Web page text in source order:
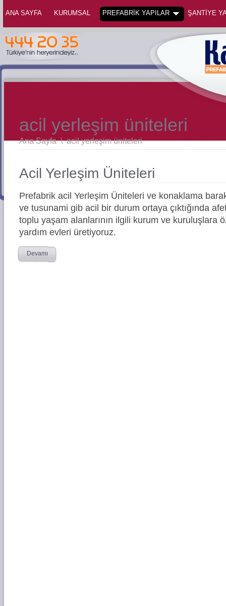
ANA SAYFA KURUMSAL PREFABRİK YAPILAR ŞANTİYE
acil yerleşim üniteleri
Ana Sayfa \acil yerleşim üniteleri
Acil Yerleşim Üniteleri
Prefabrik acil Yerleşim Üniteleri ve konaklama
ve tusunami gib acil bir durum ortaya çıktığında
toplu yaşam alanlarının ilgili kurum ve kuruluşlara
yardım evleri üretiyoruz.
Devamı